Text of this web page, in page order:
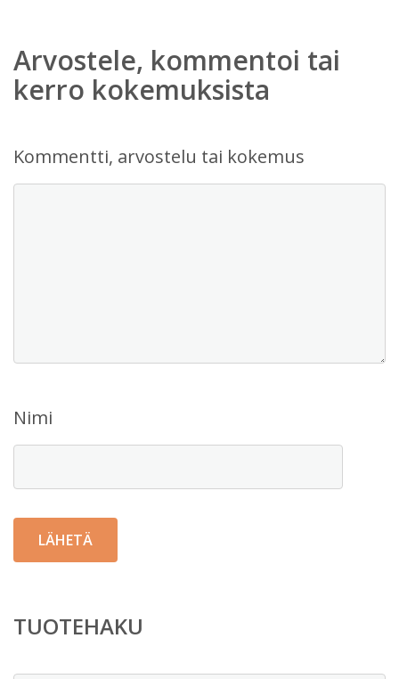
Arvostele, kommentoi tai
kerro kokemuksista
Kommentti, arvostelu tai kokemus
Nimi
TUOTEHAKU